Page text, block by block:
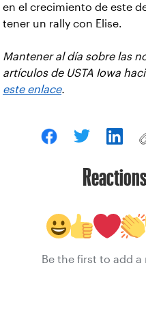
en el crecimiento de este
tener un rally con Elise.
Mantener al día sobre las
artículos de USTA Iowa
este enlace.
Be the first to add a